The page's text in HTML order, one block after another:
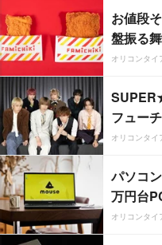
お値段
盤振る
オリコンタイ
フュー
オリコンタイ
パソコ
万円台
オリコンタイ